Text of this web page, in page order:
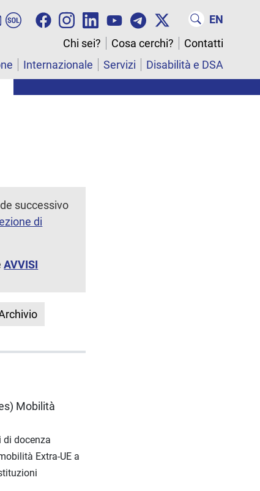
EN
Chi sei?
Cosa cerchi?
Contatti
Internazionale Servizi Disabilità e DSA
successivo
di
AVVISI
Mobilità
di docenza
Extra-UE a